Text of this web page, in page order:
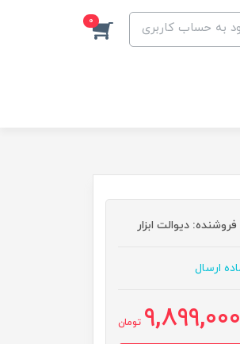
به حساب کاربری 0
فروشنده: دیوالت ابزار
ارسال
9,899,000 تومان